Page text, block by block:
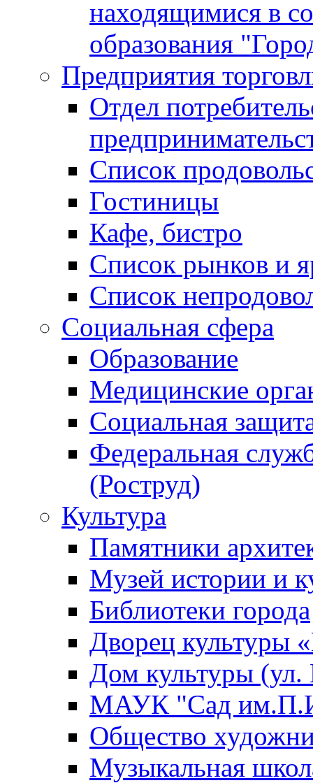
находящимися в
образования
Предприятия
Отдел
Список
Гостиницы
Кафе, бистро
Cписок рынков и
Список
Социальная сфера
Образование
Медицинские
Социальная
Федеральная
(Роструд)
Культура
Памятники
Музей истории и
Библиотеки города
Дворец культуры
Дом культуры (ул.
МАУК "Сад
Общество
Музыкальная